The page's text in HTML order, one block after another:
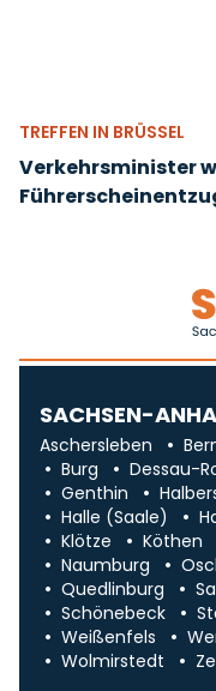
TREFFEN IN BRÜSSEL
Verkehrsminister
SACHSEN-
Aschersleben
Burg
Dessau-
Genthin
Halle (Saale)
Klötze
Köthen
Naumburg
Quedlinburg
Schönebeck
Weißenfels
Wolmirstedt